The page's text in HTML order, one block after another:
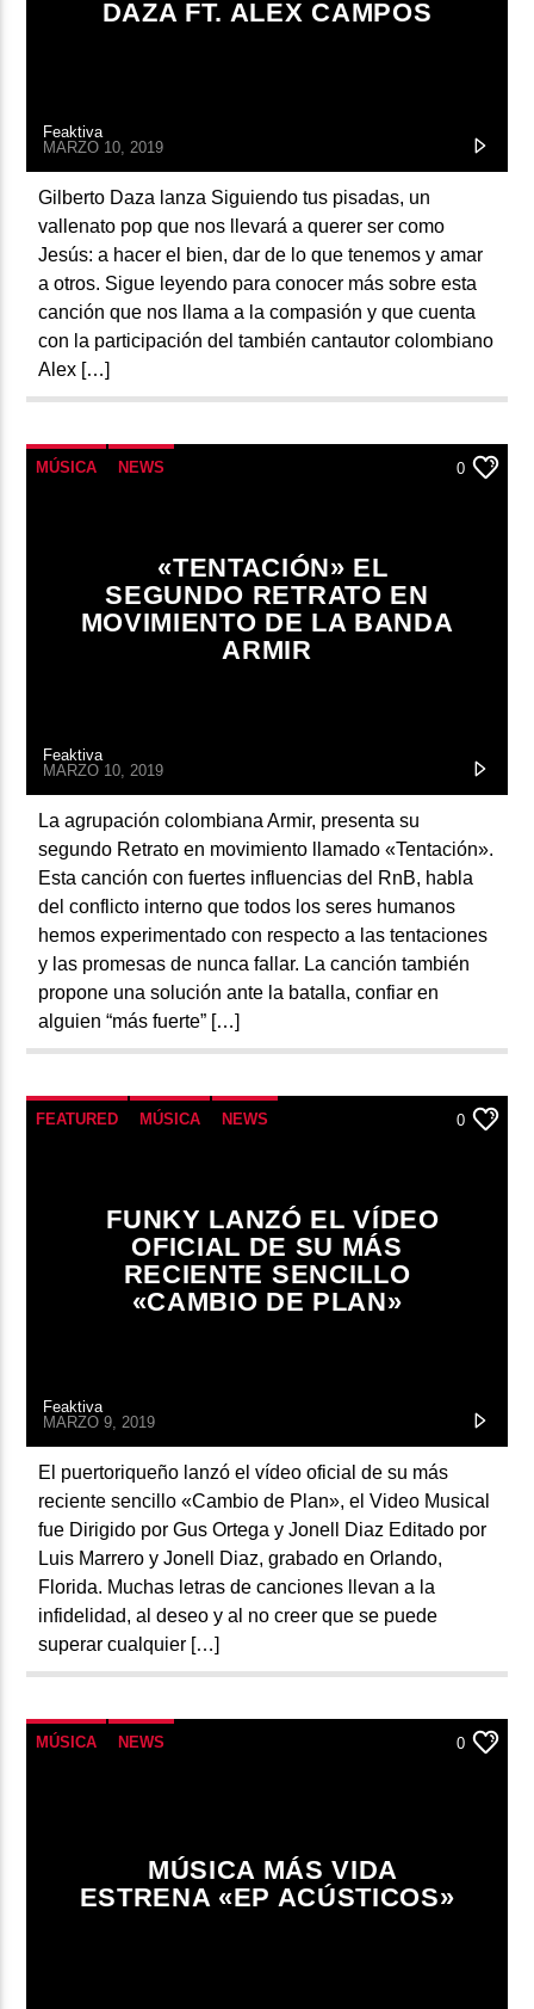
DAZA FT. ALEX CAMPOS
Feaktiva
MARZO 10, 2019
Gilberto Daza lanza Siguiendo tus pisadas, un
vallenato pop que nos llevará a querer ser como
Jesús: a hacer el bien, dar de lo que tenemos y amar
a otros. Sigue leyendo para conocer más sobre esta
canción que nos llama a la compasión y que cuenta
con la participación del también cantautor colombiano
Alex […]
MÚSICA NEWS 0
«TENTACIÓN» EL
SEGUNDO RETRATO EN
MOVIMIENTO DE LA BANDA
ARMIR
Feaktiva
MARZO 10, 2019
La agrupación colombiana Armir, presenta su
segundo Retrato en movimiento llamado «Tentación».
Esta canción con fuertes influencias del RnB, habla
del conflicto interno que todos los seres humanos
hemos experimentado con respecto a las tentaciones
y las promesas de nunca fallar. La canción también
propone una solución ante la batalla, confiar en
alguien “más fuerte” […]
FEATURED MÚSICA NEWS 0
FUNKY LANZÓ EL VÍDEO
OFICIAL DE SU MÁS
RECIENTE SENCILLO
«CAMBIO DE PLAN»
Feaktiva
MARZO 9, 2019
El puertoriqueño lanzó el vídeo oficial de su más
reciente sencillo «Cambio de Plan», el Video Musical
fue Dirigido por Gus Ortega y Jonell Diaz Editado por
Luis Marrero y Jonell Diaz, grabado en Orlando,
Florida. Muchas letras de canciones llevan a la
infidelidad, al deseo y al no creer que se puede
superar cualquier […]
MÚSICA NEWS 0
MÚSICA MÁS VIDA
ESTRENA «EP ACÚSTICOS»